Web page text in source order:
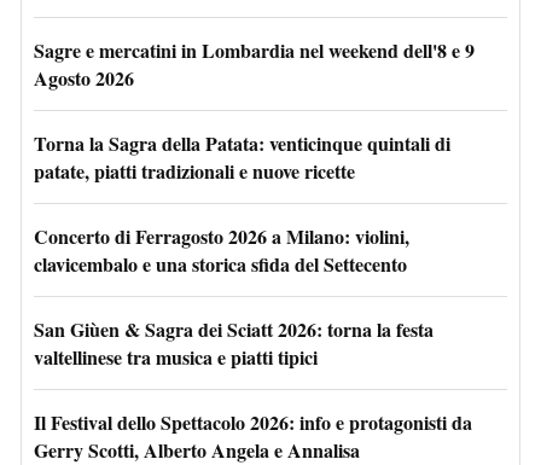
Sagre e mercatini in Lombardia nel weekend dell'8 e 9
Agosto 2026
Torna la Sagra della Patata: venticinque quintali di
patate, piatti tradizionali e nuove ricette
Concerto di Ferragosto 2026 a Milano: violini,
clavicembalo e una storica sfida del Settecento
San Giùen & Sagra dei Sciatt 2026: torna la festa
valtellinese tra musica e piatti tipici
Il Festival dello Spettacolo 2026: info e protagonisti da
Gerry Scotti, Alberto Angela e Annalisa